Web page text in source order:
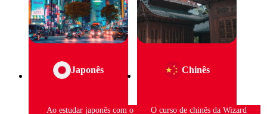
Japonês
Ao estudar japonês com o
Chinês
O curso de chinês da Wizard